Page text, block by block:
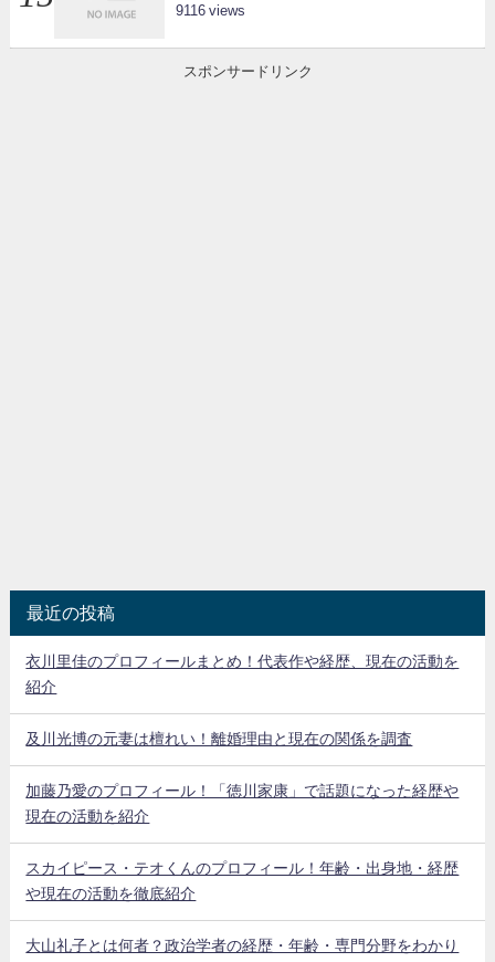
9116
スポンサードリンク
最近の投稿
衣川里佳のプロフィールまとめ！代表作や経歴、現在の活動を
紹介
及川光博の元妻は檀れい！離婚理由と現在の関係を調査
加藤乃愛のプロフィール！「徳川家康」で話題になった経歴や
現在の活動を紹介
スカイピース・テオくんのプロフィール！年齢・出身地・経歴
や現在の活動を徹底紹介
大山礼子とは何者？政治学者の経歴・年齢・専門分野をわかり